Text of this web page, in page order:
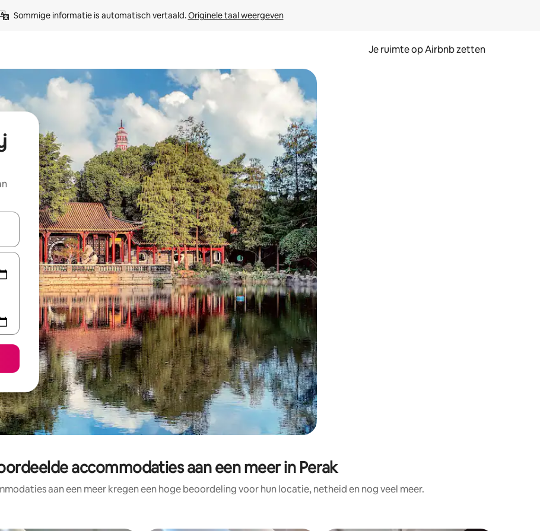
Sommige informatie is automatisch vertaald. Originele taal weergeven
Je ruimte op Airbnb zetten
een keuze met je de pijltjestoetsen omhoog en omlaag, óf door te tikken of swipen.
accommodaties aan een meer in Perak
aan een meer kregen een hoge beoordeling voor hun locatie, netheid en nog veel meer.